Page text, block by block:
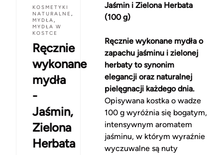
KOSMETYKI
NATURALNE ,
MYDŁA,
MYDŁA W
KOSTCE
Ręcznie
wykonane
mydła
-
Jaśmin,
Zielona
Herbata
Jaśmin i Zielona Herbata
(100 g)
Ręcznie wykonane mydła o
zapachu jaśminu i zielonej
herbaty to synonim
elegancji oraz naturalnej
pielęgnacji każdego dnia.
Opisywana kostka o wadze
100 g wyróżnia się bogatym,
intensywnym aromatem
jaśminu, w którym wyraźnie
wyczuwalne są nuty